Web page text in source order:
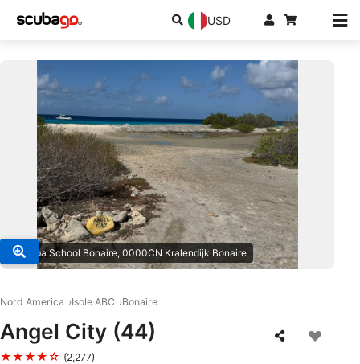
USD
© Scuba School Bonaire, 0000CN Kralendijk Bonaire
Nord America Isole ABC Bonaire
Angel City (44)
★★★★☆ (2,277)